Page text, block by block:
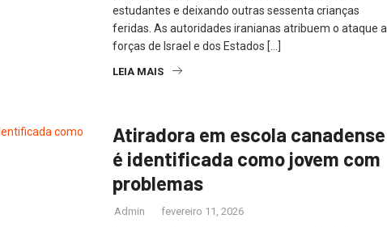
estudantes e deixando outras sessenta crianças
feridas. As autoridades iranianas atribuem o ataque a
forças de Israel e dos Estados […]
LEIA MAIS
Atiradora em escola canadense
é identificada como jovem com
problemas
Admin fevereiro 11, 2026